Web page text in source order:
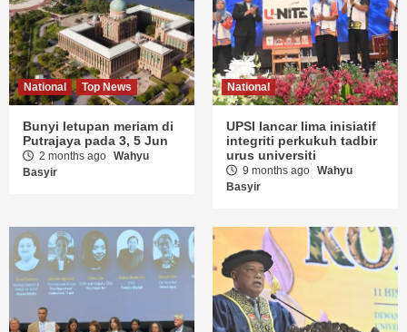
National Top News
Bunyi letupan meriam di
Putrajaya pada 3, 5 Jun
2 months ago Wahyu
Basyir
National
UPSI lancar lima inisiatif
integriti perkukuh tadbir
urus universiti
9 months ago Wahyu
Basyir